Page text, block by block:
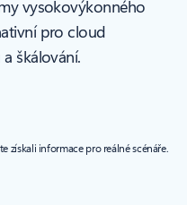
vysokovýkonného
pro cloud
škálování.
získali informace pro reálné scénáře.